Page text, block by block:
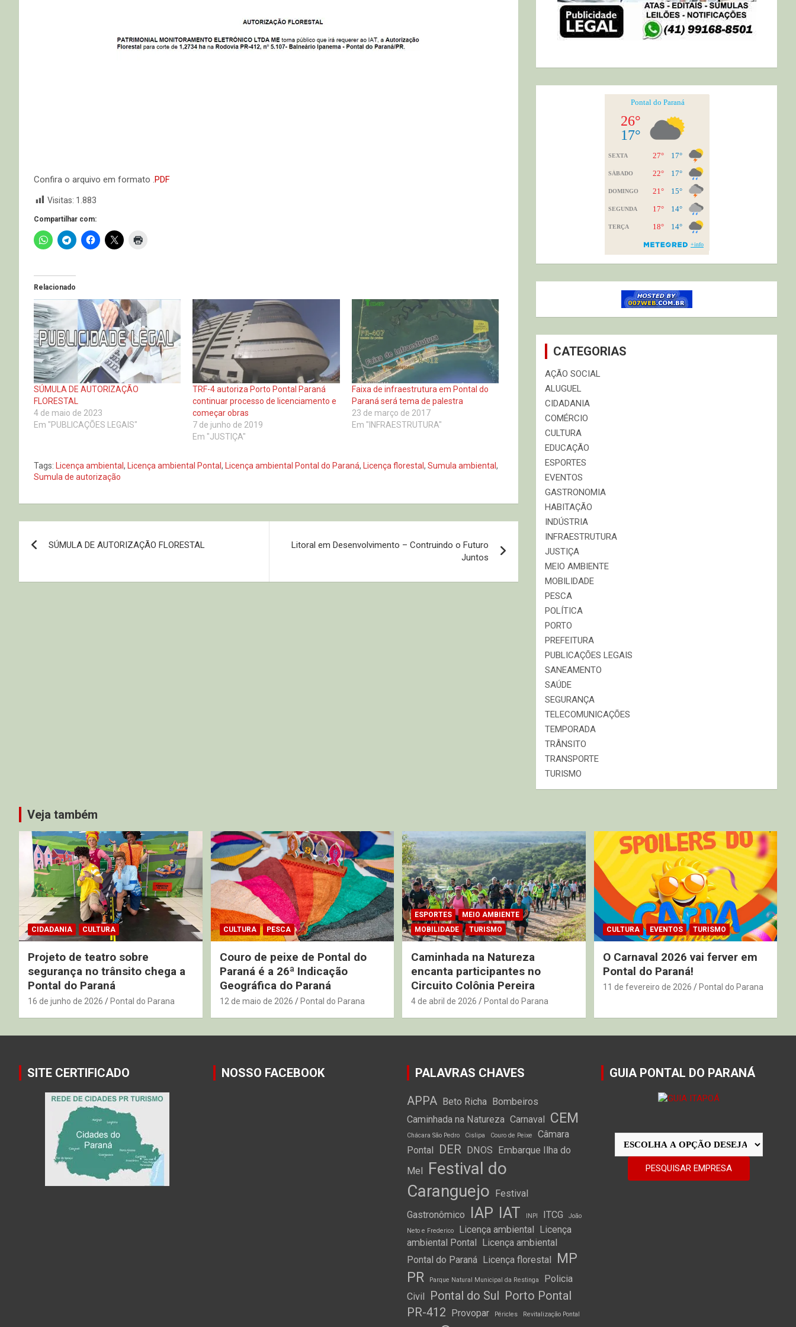
Confira o arquivo em formato .PDF
Visitas: 1.883
Compartilhar com:
Relacionado
SÚMULA DE AUTORIZAÇÃO
FLORESTAL
4 de maio de 2023
Em "PUBLICAÇÕES LEGAIS"
TRF-4 autoriza Porto Pontal Paraná
continuar processo de licenciamento e
começar obras
7 de junho de 2019
Em "JUSTIÇA"
Faixa de infraestrutura em Pontal do
Paraná será tema de palestra
23 de março de 2017
Em "INFRAESTRUTURA"
Tags: Licença ambiental, Licença ambiental Pontal, Licença ambiental Pontal do Paraná, Licença florestal, Sumula ambiental,
Sumula de autorização
de
Post
SÚMULA DE AUTORIZAÇÃO FLORESTAL
Litoral em Desenvolvimento – Contruindo o Futuro
Juntos
CATEGORIAS
AÇÃO SOCIAL
ALUGUEL
CIDADANIA
COMÉRCIO
CULTURA
EDUCAÇÃO
ESPORTES
EVENTOS
GASTRONOMIA
HABITAÇÃO
INDÚSTRIA
INFRAESTRUTURA
JUSTIÇA
MEIO AMBIENTE
MOBILIDADE
PESCA
POLÍTICA
PORTO
PREFEITURA
PUBLICAÇÕES LEGAIS
SANEAMENTO
SAÚDE
SEGURANÇA
TELECOMUNICAÇÕES
TEMPORADA
TRÂNSITO
TRANSPORTE
TURISMO
Veja também
CIDADANIA CULTURA
Projeto de teatro sobre
segurança no trânsito chega a
Pontal do Paraná
16 de junho de 2026 Pontal do Parana
CULTURA PESCA
Couro de peixe de Pontal do
Paraná é a 26ª Indicação
Geográfica do Paraná
12 de maio de 2026 Pontal do Parana
ESPORTES
MEIO AMBIENTE
MOBILIDADE
TURISMO
Caminhada na Natureza
encanta participantes no
Circuito Colônia Pereira
4 de abril de 2026 Pontal do Parana
CULTURA EVENTOS TURISMO
O Carnaval 2026 vai ferver em
Pontal do Paraná!
11 de fevereiro de 2026 Pontal do Parana
SITE CERTIFICADO NOSSO FACEBOOK
PALAVRAS CHAVES
APPA Beto Richa Bombeiros
Caminhada na Natureza Carnaval CEM
Chácara São Pedro Cislipa Couro de Peixe
Câmara
Pontal
DER DNOS Embarque Ilha do
Mel
Festival do
Caranguejo Festival
Gastronômico
IAP IAT INPI ITCG
João
Neto e Frederico
Licença ambiental Licença
ambiental Pontal Licença ambiental
Pontal do Paraná Licença florestal
MP
PR
Parque Natural Municipal da Restinga
Policia
Civil
Pontal do Sul Porto Pontal
PR-412 Provopar Péricles Revitalização Pontal
GUIA PONTAL DO PARANÁ